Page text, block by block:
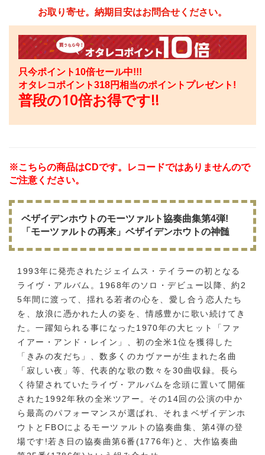
お取り寄せ。納期目安はお問合せください。
只今ポイント10倍セール中!!!
オタレコポイント318円相当のポイントプレゼント!
普段の10倍お得です!!
※こちらの商品はCDです。レコードではありませんので
ご注意ください。
ベザイデンホウトのモーツァルト協奏曲集第4弾!
「モーツァルトの再来」ベザイデンホウトの神髄
1993年に発売されたジェイムス・テイラーの初となる
ライヴ・アルバム。1968年のソロ・デビュー以降、約2
5年間に渡って、揺れる若者の心を、愛し合う恋人たち
を、放浪に憑かれた人の姿を、情感豊かに歌い続けてき
た。一躍知られる事になった1970年の大ヒット「ファ
イアー・アンド・レイン」、初の全米1位を獲得した
「きみの友だち」、数多くのカヴァーが生まれた名曲
「寂しい夜」等、代表的な歌の数々を30曲収録。長ら
く待望されていたライヴ・アルバムを念頭に置いて開催
された1992年秋の全米ツアー。その14回の公演の中か
ら最高のパフォーマンスが選ばれ、それまベザイデンホ
ウトとFBOによるモーツァルトの協奏曲集、第4弾の登
場です!若き日の協奏曲第6番(1776年)と、大作協奏曲